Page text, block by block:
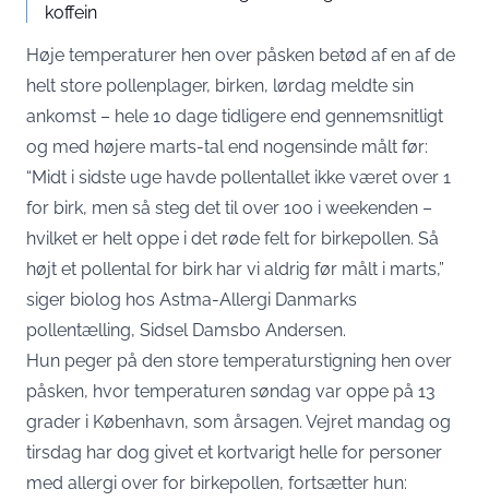
koffein
Høje temperaturer hen over påsken betød af en af de
helt store pollenplager, birken, lørdag meldte sin
ankomst – hele 10 dage tidligere end gennemsnitligt
og med højere marts-tal end nogensinde målt før:
“Midt i sidste uge havde pollentallet ikke været over 1
for birk, men så steg det til over 100 i weekenden –
hvilket er helt oppe i det røde felt for birkepollen. Så
højt et pollental for birk har vi aldrig før målt i marts,”
siger biolog hos Astma-Allergi Danmarks
pollentælling, Sidsel Damsbo Andersen.
Hun peger på den store temperaturstigning hen over
påsken, hvor temperaturen søndag var oppe på 13
grader i København, som årsagen. Vejret mandag og
tirsdag har dog givet et kortvarigt helle for personer
med allergi over for birkepollen, fortsætter hun: